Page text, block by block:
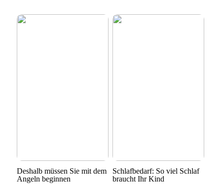
Deshalb müssen Sie mit dem
Angeln beginnen
Schlafbedarf: So viel Schlaf
braucht Ihr Kind